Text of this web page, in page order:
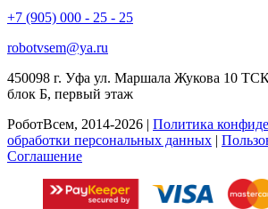
+7 (905) 000 - 25 - 25
robotvsem@ya.ru
450098 г. Уфа ул. Маршала Жукова 10
блок Б, первый этаж
РоботВсем, 2014-2026 | Политика
обработки персональных данных |
Соглашение